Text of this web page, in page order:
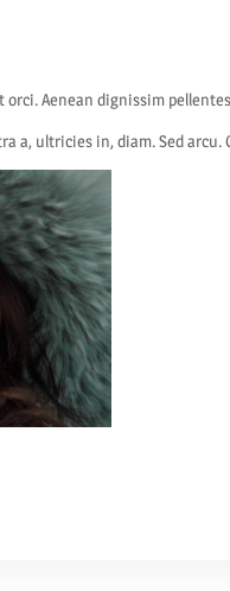
Aenean dignissim
a, ultricies in, diam. Sed arcu.